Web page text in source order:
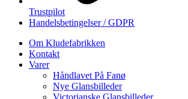
Trustpilot
Handelsbetingelser / GDPR
Om Kludefabrikken
Kontakt
Varer
Håndlavet På Fanø
Nye Glansbilleder